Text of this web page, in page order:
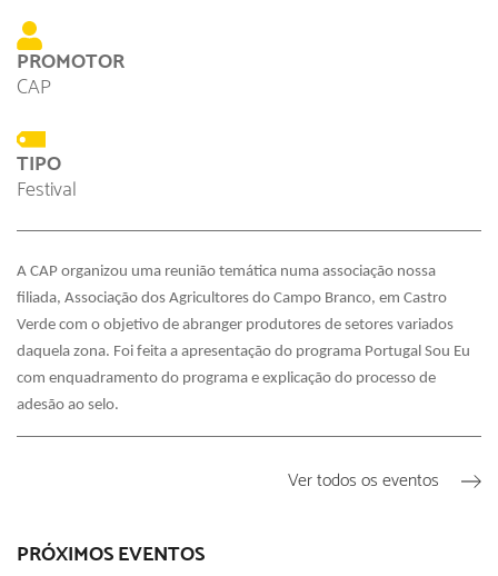
PROMOTOR
CAP
TIPO
Festival
A CAP organizou uma reunião temática numa associação nossa
filiada, Associação dos Agricultores do Campo Branco, em Castro
Verde com o objetivo de abranger produtores de setores variados
daquela zona. Foi feita a apresentação do programa Portugal Sou Eu
com enquadramento do programa e explicação do processo de
adesão ao selo.
Ver todos os eventos
PRÓXIMOS EVENTOS